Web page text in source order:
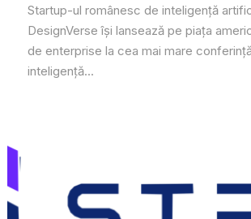
Startup-ul românesc de inteligență
DesignVerse își lansează pe piața
de enterprise la cea mai mare
inteligență...